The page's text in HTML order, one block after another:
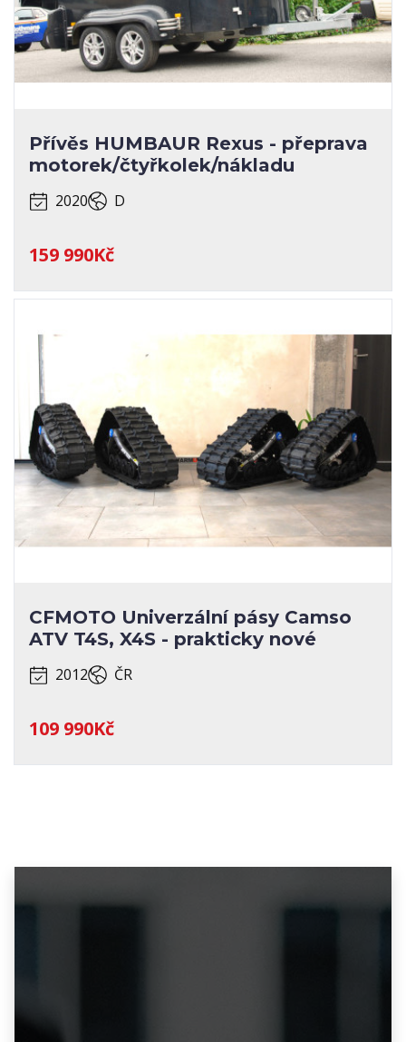
TECHNICKÝ PRŮKAZ
ZEMĚ PŮVODU
Přívěs HUMBAUR Rexus - přeprava
motorek/čtyřkolek/nákladu
2020 D
159 990Kč
CFMOTO Univerzální pásy Camso
ATV T4S, X4S - prakticky nové
2012 ČR
109 990Kč